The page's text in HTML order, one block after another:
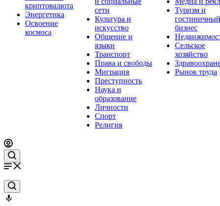
криптовалюта
Энергетика
Освоение
космоса
сети
Культура и
искусство
Общение и
языки
Транспорт
Права и свободы
Миграция
Преступность
Наука и
образование
Личности
Спорт
Религия
Туризм и
гостиничный
бизнес
Сельское
хозяйство
Рынок труда